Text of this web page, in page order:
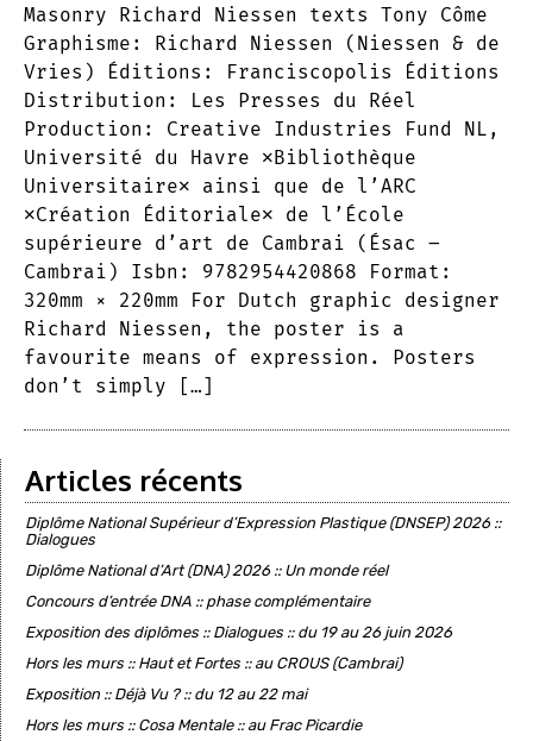
Masonry Richard Niessen texts Tony Côme
Graphisme: Richard Niessen (Niessen & de
Vries) Éditions: Franciscopolis Éditions
Distribution: Les Presses du Réel
Production: Creative Industries Fund NL,
Université du Havre ╳Bibliothèque
Universitaire╳ ainsi que de l’ARC
╳Création Éditoriale╳ de l’École
supérieure d’art de Cambrai (Ésac –
Cambrai) Isbn: 9782954420868 Format:
320mm × 220mm For Dutch graphic designer
Richard Niessen, the poster is a
favourite means of expression. Posters
don’t simply […]
Articles récents
Diplôme National Supérieur d’Expression Plastique (DNSEP) 2026 ::
Dialogues
Diplôme National d’Art (DNA) 2026 :: Un monde réel
Concours d’entrée DNA :: phase complémentaire
Exposition des diplômes :: Dialogues :: du 19 au 26 juin 2026
Hors les murs :: Haut et Fortes :: au CROUS (Cambrai)
Exposition :: Déjà Vu ? :: du 12 au 22 mai
Hors les murs :: Cosa Mentale :: au Frac Picardie